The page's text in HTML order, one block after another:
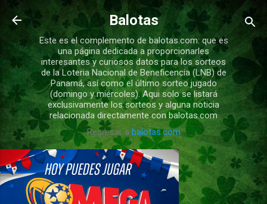
Ir al contenido principal
Balotas
Este es el complemento de balotas.com: que es
una página dedicada a proporcionarles
interesantes y curiosos datos para los sorteos
de la Loteria Nacional de Beneficencia (LNB) de
Panamá, así como el último sorteo jugado
(domingo y miércoles). Aqui solo se listará
exclusivamente los sorteos y alguna noticia
relacionada directamente con balotas.com
Regresar a balotas.com